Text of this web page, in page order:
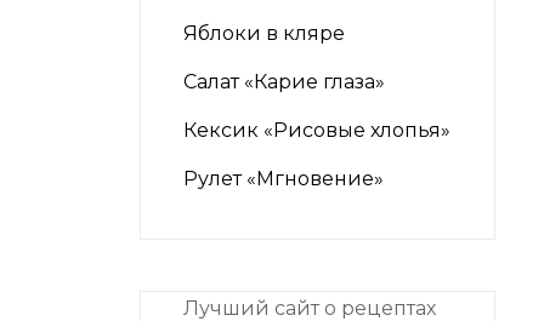
Яблоки в кляре
Салат «Карие глаза»
Кексик «Рисовые хлопья»
Рулет «Мгновение»
Лучший сайт о рецептах